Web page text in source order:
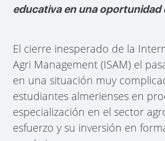
educativa en una oportunidad
El cierre inesperado de la
Agri Management (ISAM) el
en una situación muy
estudiantes almerienses en
especialización en el sector
esfuerzo y su inversión en